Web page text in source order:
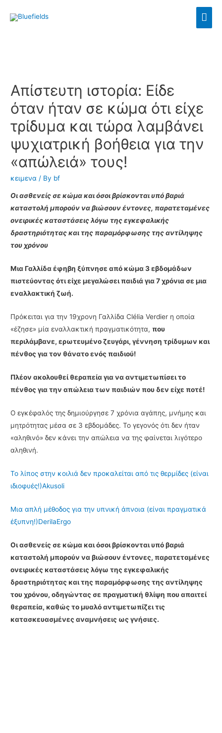
Απίστευτη ιστορία: Είδε
όταν ήταν σε κώμα ότι είχε
τρίδυμα και τώρα λαμβάνει
ψυχιατρική βοήθεια για την
«απώλειά» τους!
κειμενα / By bf
Οι ασθενείς σε κώμα και όσοι βρίσκονται υπό βαριά
καταστολή μπορούν να βιώσουν έντονες, παρατεταμένες
ονειρικές καταστάσεις λόγω της εγκεφαλικής
δραστηριότητας και της παραμόρφωσης της αντίληψης
του χρόνου
Μια Γαλλίδα έφηβη ξύπνησε από κώμα 3 εβδομάδων
πιστεύοντας ότι είχε μεγαλώσει παιδιά για 7 χρόνια σε μια
εναλλακτική ζωή.
Πρόκειται για την 19χρονη Γαλλίδα Clélia Verdier η οποία
«έζησε» μία εναλλακτική πραγματικότητα,που
περιλάμβανε, ερωτευμένο ζευγάρι, γέννηση τρίδυμων και
πένθος για τον θάνατο ενός παιδιού!
Πλέον ακολουθεί θεραπεία για να αντιμετωπίσει το
πένθος για την απώλεια των παιδιών που δεν είχε ποτέ!
Ο εγκέφαλός της δημιούργησε 7 χρόνια αγάπης, μνήμης και
μητρότητας μέσα σε 3 εβδομάδες. Το γεγονός ότι δεν ήταν
«αληθινό» δεν κάνει την απώλεια να της φαίνεται λιγότερο
αληθινή.
Το λίπος στην κοιλιά δεν προκαλείται από τις θερμίδες (είναι
ιδιοφυές!)Akusoli
Μια απλή μέθοδος για την υπνική άπνοια (είναι πραγματικά
έξυπνη!)DerilaErgo
Οι ασθενείς σε κώμα και όσοι βρίσκονται υπό βαριά
καταστολή μπορούν να βιώσουν έντονες, παρατεταμένες
ονειρικές καταστάσεις λόγω της εγκεφαλικής
δραστηριότητας και της παραμόρφωσης της αντίληψης
του χρόνου, οδηγώντας σε πραγματική θλίψη που απαιτεί
θεραπεία, καθώς το μυαλό αντιμετωπίζει τις
κατασκευασμένες αναμνήσεις ως γνήσιες.